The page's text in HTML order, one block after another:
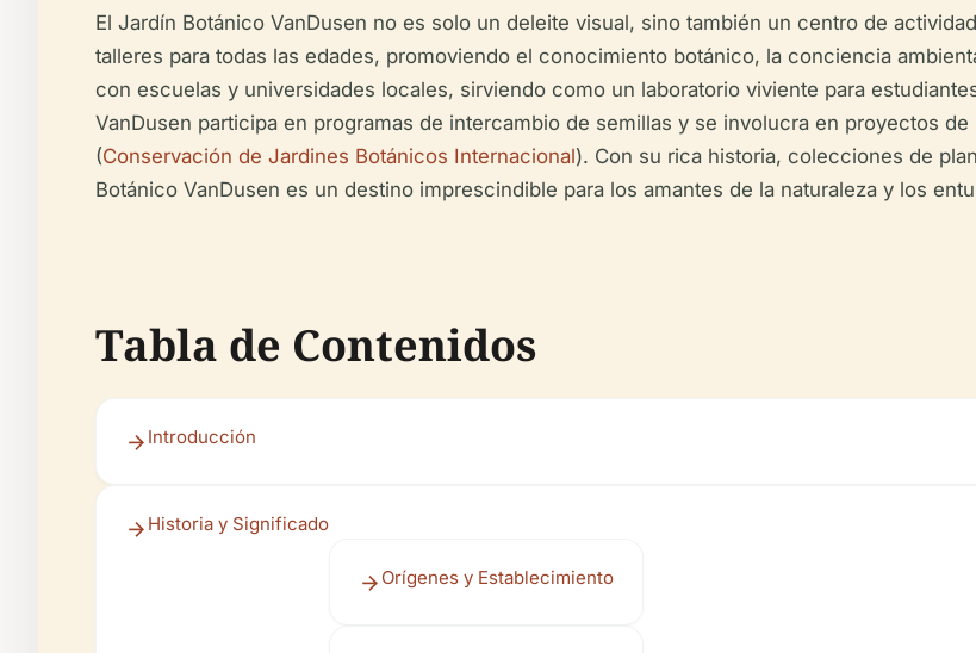
El Jardín Botánico VanDusen no es solo un deleite visual, sino también un centro de
talleres para todas las edades, promoviendo el conocimiento botánico, la conciencia
con escuelas y universidades locales, sirviendo como un laboratorio viviente para
VanDusen participa en programas de intercambio de semillas y se involucra en proyectos
(Conservación de Jardines Botánicos Internacional). Con su rica historia, colecciones de
Botánico VanDusen es un destino imprescindible para los amantes de la naturaleza y los
Tabla de Contenidos
Introducción
Historia y Significado
Orígenes y Establecimiento